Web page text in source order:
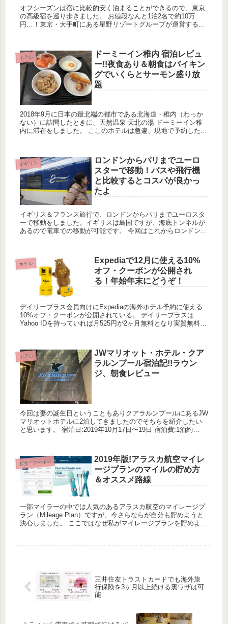
オフシーズンは宿に比較的安く泊まることができるので、東京
の高級宿を巡り歩きました。 お値段なんと1泊2名で約10万
円…！東京・大手町にある星野リゾートグループが運営する
ホテル
ドーミーイン稚内 宿泊レビュ
ー!!夜食あり＆朝食はバイキン
グでいくらとサーモン盛り放
題
2018年9月に日本の最北端の都市である北海道・稚内（わっか
ない）に訪問したときに、天然温泉 天北の湯 ドーミーイン稚
内に滞在をしました。 ここのホテルは急遽、現地で予約したの
イギリス
ロンドンからパリまでユーロ
スターで移動！バスや飛行機
と比較するとコスパが良かっ
たよ
イギリス＆フランス旅行で、ロンドンからパリまでユーロスタ
ーで移動をしました。イギリスは島国ですが、海底トンネルが
あるので電車での移動が可能です。 今回はこれからロンドンと
ホテル
Expediaで12月に使える10%
オフ・クーポンが公開され
る！年始年末にどうぞ！
デイリープラス会員向けにExpediaの海外ホテル予約に使える
10%オフ・クーポンが公開されている。 デイリープラスは
Yahoo IDを持っていれば月525円が2ヶ月無料となり実質無料で
ホテル
JWマリオット・ホテル・クア
ラルンプール宿泊記!!ラウン
ジ、朝食レビュー
今回は妻の誕生日ということもありクアラルンプールにあるJW
マリオットホテルに2泊してきましたのでそちらを紹介したい
と思います。 宿泊日:2019年10月17日〜19日 宿泊費:1泊約
お金・クーポン
2019年版!アラスカ航空マイレ
ージプランのマイルの貯め方
＆オススメ路線
一部マイラーの中では人気のあるアラスカ航空のマイレージプ
ラン（Mileage Plan）ですが、今さらならが自分も貯めようと
決心しました。 ここではなぜ私がマイレージプランを貯めよう
三井住友トラストカードでも海外旅
行保険を3ヶ月以上続ける裏ワザは可
能